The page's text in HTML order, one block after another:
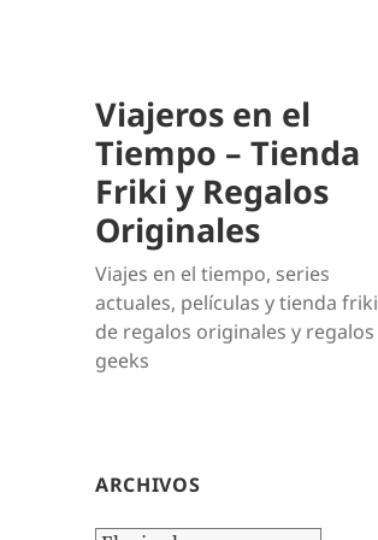
Viajeros en el
Tiempo – Tienda
Friki y Regalos
Originales
Viajes en el tiempo, series
actuales, películas y tienda friki
de regalos originales y regalos
geeks
ARCHIVOS